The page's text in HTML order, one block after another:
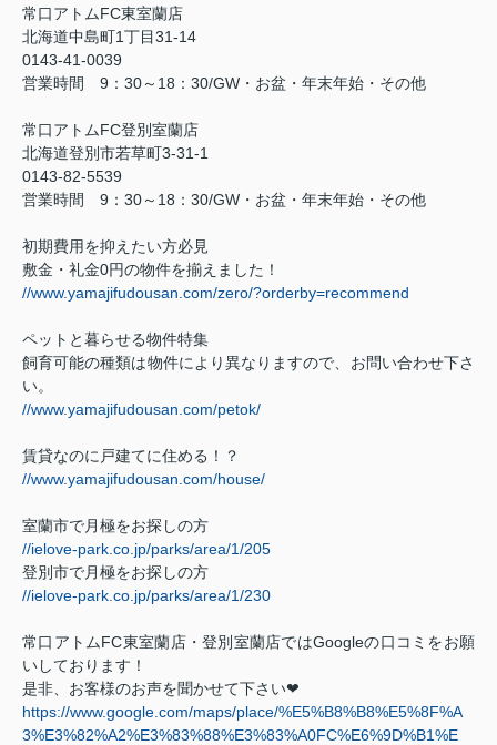
常口アトムFC東室蘭店
北海道中島町1丁目31-14
0143-41-0039
営業時間 9 ： 30～ 18 ： 30/GW ・お盆・年末年始・その他
常口アトムFC登別室蘭店
北海道登別市若草町3-31-1
0143-82-5539
営業時間 9 ： 30～ 18 ： 30/GW ・お盆・年末年始・その他
初期費用を抑えたい方必見
敷金・礼金0円の物件を揃えました！
//www.yamajifudousan.com/zero/?orderby=recommend
ペットと暮らせる物件特集
飼育可能の種類は物件により異なりますので、お問い合わせ下さ
い。
//www.yamajifudousan.com/petok/
賃貸なのに戸建てに住める！？
//www.yamajifudousan.com/house/
室蘭市で月極をお探しの方
//ielove-park.co.jp/parks/area/1/205
登別市で月極をお探しの方
//ielove-park.co.jp/parks/area/1/230
常口アトムFC東室蘭店・登別室蘭店ではGoogleの口コミをお願
いしております！
是非、お客様のお声を聞かせて下さい❤
https://www.google.com/maps/place/%E5%B8%B8%E5%8F%A
3%E3%82%A2%E3%83%88%E3%83%A0FC%E6%9D%B1%E